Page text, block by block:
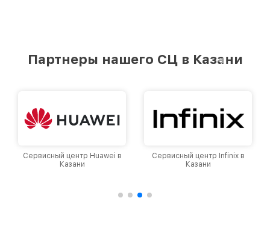
Партнеры нашего СЦ в Казани
Сервисный центр Infinix в
Казани
Сервисный центр Google в
Казани